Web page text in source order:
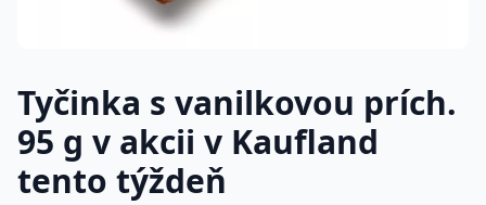
Tyčinka s vanilkovou prích.
95 g v akcii v Kaufland
tento týždeň